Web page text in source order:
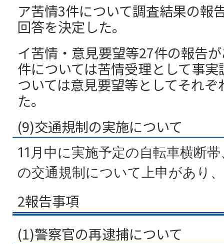
ア苦情3件について調査結果の報
回答を決定した。
イ苦情・意見要望等27件の報告
件については苦情受理として事
ついては意見要望等としてそれ
た。
(9)交通規制の実施について
11月中に実施予定の自転車横断
の交通規制について上申があり
2報告事項
(1)警察官の再逮捕について